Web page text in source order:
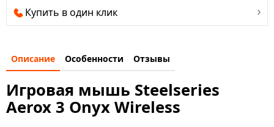
Купить в один клик
Описание Особенности Отзывы
Игровая мышь Steelseries
Aerox 3 Onyx Wireless